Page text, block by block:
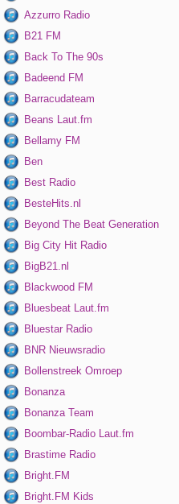
Azzurro Radio
B21 FM
Back To The 90s
Badeend FM
Barracudateam
Beans Laut.fm
Bellamy FM
Ben
Best Radio
BesteHits.nl
Beyond The Beat Generation
Big City Hit Radio
BigB21.nl
Blackwood FM
Bluesbeat Laut.fm
Bluestar Radio
BNR Nieuwsradio
Bollenstreek Omroep
Bonanza
Bonanza Team
Boombar-Radio Laut.fm
Brastime Radio
Bright.FM
Bright.FM Kids